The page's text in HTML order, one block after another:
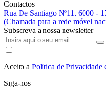
Contactos
Rua De Santiago Nº11, 6000 -
(Chamada para a rede móvel
Subscreva a nossa newsletter
Aceito a Política de Privacidade
Siga-nos